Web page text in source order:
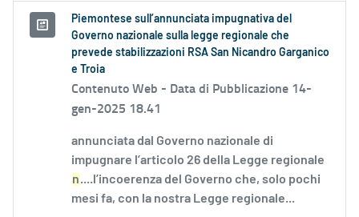
Piemontese sull’annunciata impugnativa del
Governo nazionale sulla legge regionale che
prevede stabilizzazioni RSA San Nicandro Garganico
e Troia
Contenuto Web - Data di Pubblicazione 14-
gen-2025 18.41
annunciata dal Governo nazionale di
impugnare l’articolo 26 della Legge regionale
n....l’incoerenza del Governo che, solo pochi
mesi fa, con la nostra Legge regionale...